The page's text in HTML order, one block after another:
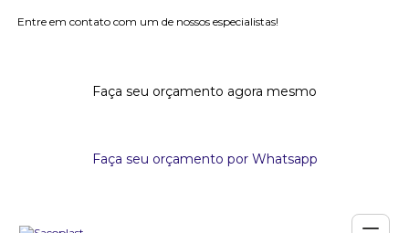
Entre em contato com um de nossos especialistas!
Faça seu orçamento agora mesmo
Faça seu orçamento por Whatsapp